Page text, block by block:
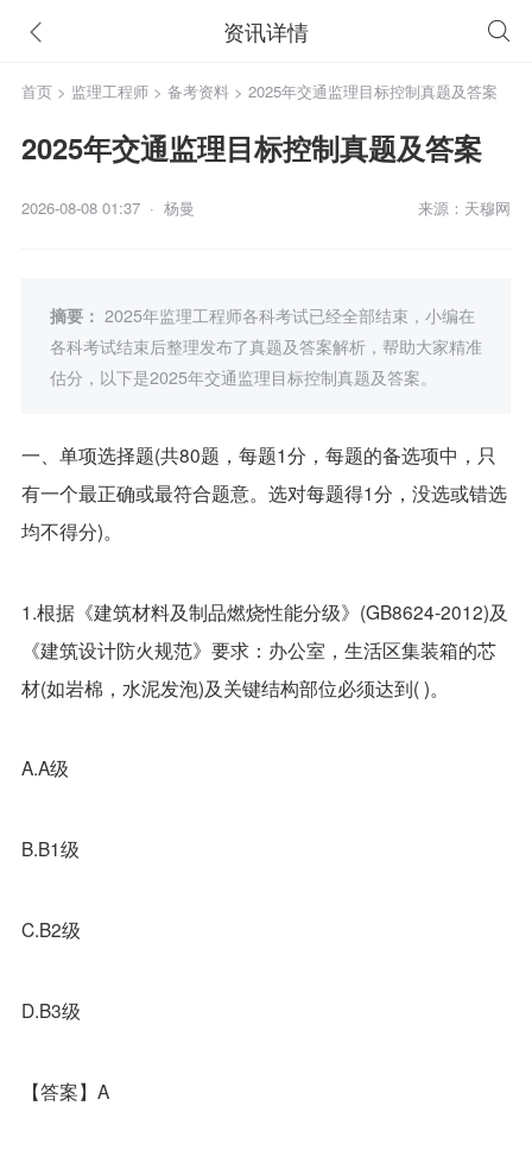
资讯详情
首页 > 监理工程师 > 备考资料 > 2025年交通监理目标控制真题及答案
2025年交通监理目标控制真题及答案
2026-08-08 01:37 · 杨曼 来源：天穆网
摘要： 2025年监理工程师各科考试已经全部结束，小编在
各科考试结束后整理发布了真题及答案解析，帮助大家精准
估分，以下是2025年交通监理目标控制真题及答案。
一、单项选择题(共80题，每题1分，每题的备选项中，只
有一个最正确或最符合题意。选对每题得1分，没选或错选
均不得分)。
1.根据《建筑材料及制品燃烧性能分级》(GB8624-2012)及
《建筑设计防火规范》要求：办公室，生活区集装箱的芯
材(如岩棉，水泥发泡)及关键结构部位必须达到( )。
A.A级
B.B1级
C.B2级
D.B3级
【答案】A